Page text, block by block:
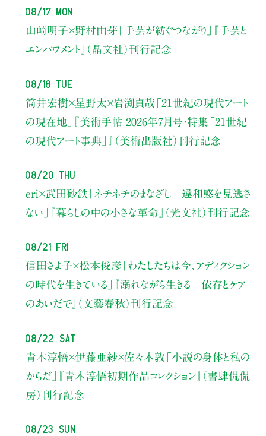
08/17 Mon
山崎明子×野村由芽 「手芸が紡ぐつながり」
『手芸と
エンパワメント』（晶文社）刊行記念
08/18 Tue
筒井宏樹×星野太×岩渕貞哉 「21世紀の現代アート
の現在地」
『美術手帖 2026年7月号・特集「21世紀
の現代アート事典」』（美術出版社）刊行記念
08/20 Thu
eri×武田砂鉄「ネチネチのまなざし 違和感を見逃さ
ない」
『暮らしの中の小さな革命』（光文社）刊行記念
08/21 Fri
信田さよ子×松本俊彦 「わたしたちは今、アディクション
の時代を生きている」
『溺れながら生きる 依存とケア
のあいだで』（文藝春秋）刊行記念
08/22 Sat
青木淳悟×伊藤亜紗×佐々木敦 「小説の身体と私の
からだ」
『青木淳悟初期作品コレクション』（書肆侃侃
房）刊行記念
08/23 Sun